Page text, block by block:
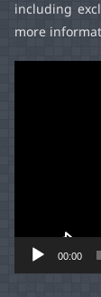
including
more
00:00